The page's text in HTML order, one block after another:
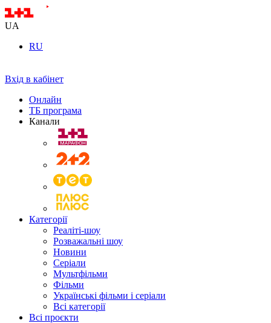
UA
RU
Вхід в кабінет
Онлайн
ТБ програма
Канали
Категорії
Реаліті-шоу
Розважальні шоу
Новини
Серіали
Мультфільми
Фільми
Українські фільми і серіали
Всі категорії
Всі проєкти